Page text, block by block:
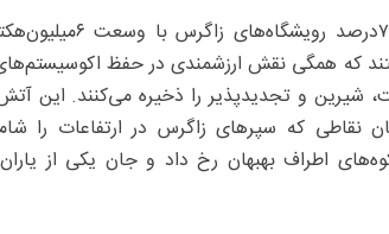
این بوم‌شناس تاکید می‌کند
که همگی نقش ارزشمندی در حفظ
از ۴۰‌درصد آب باکیفیت، شیرین و تجدیدپذیر را ذخیره می‌کنند.
نقاطی که سپرهای زاگرس در ارتفاعات را
اطراف بهبهان رخ داد و جان یکی از یاران